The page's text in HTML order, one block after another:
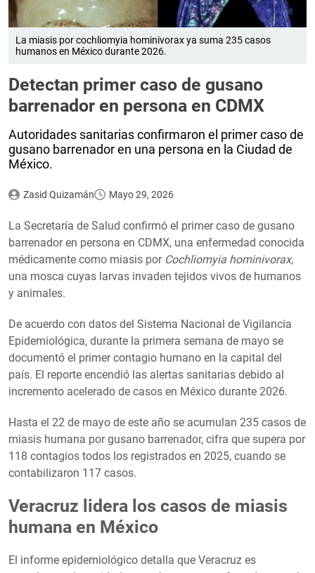
La miasis por cochliomyia hominivorax ya suma 235 casos
humanos en México durante 2026.
Detectan primer caso de gusano
barrenador en persona en CDMX
Autoridades sanitarias confirmaron el primer caso de
gusano barrenador en una persona en la Ciudad de
México.
Zasid Quizamán Mayo 29, 2026
La Secretaría de Salud confirmó el primer caso de gusano
barrenador en persona en CDMX, una enfermedad conocida
médicamente como miasis por Cochliomyia hominivorax,
una mosca cuyas larvas invaden tejidos vivos de humanos
y animales.
De acuerdo con datos del Sistema Nacional de Vigilancia
Epidemiológica, durante la primera semana de mayo se
documentó el primer contagio humano en la capital del
país. El reporte encendió las alertas sanitarias debido al
incremento acelerado de casos en México durante 2026.
Hasta el 22 de mayo de este año se acumulan 235 casos de
miasis humana por gusano barrenador, cifra que supera por
118 contagios todos los registrados en 2025, cuando se
contabilizaron 117 casos.
Veracruz lidera los casos de miasis
humana en México
El informe epidemiológico detalla que Veracruz es